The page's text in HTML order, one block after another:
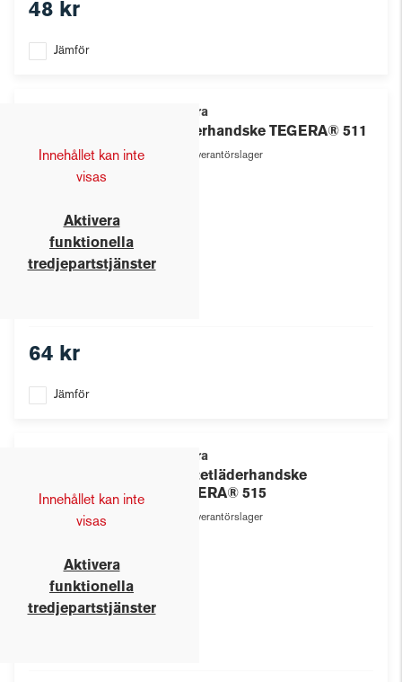
48 kr
Jämför
Innehållet kan inte
visas
Aktivera
funktionella
tredjepartstjänster
Tegera
Läderhandske TEGERA® 511
Leverantörslager
64 kr
Jämför
Innehållet kan inte
visas
Aktivera
funktionella
tredjepartstjänster
Tegera
Syntetläderhandske
TEGERA® 515
Leverantörslager